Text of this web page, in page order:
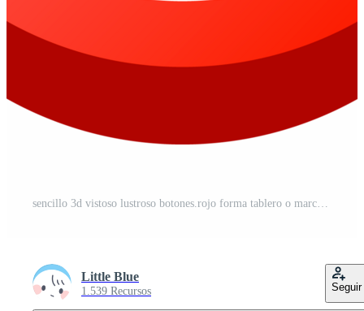
sencillo 3d vistoso lustroso botones.rojo forma tablero o marco símbolo PNG Gratis
Little Blue
1.539 Recursos Seguir